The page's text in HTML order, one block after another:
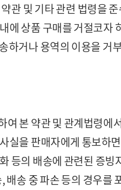
관 및 기타 관련 법령을
상품 구매를 거절코자
하거나 용역의 이용을 거
본 약관 및 관계법령에
을 판매자에게 통보하
등의 배송에 관련된 증
송 중 파손 등의 경우를